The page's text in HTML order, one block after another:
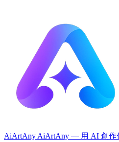
AiArtAny AiArtAny — 用 AI 創作